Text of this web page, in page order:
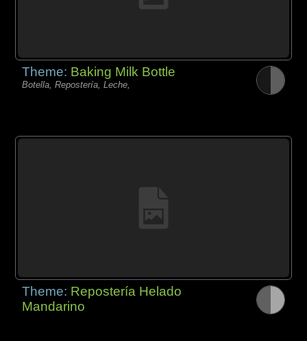
Theme: Baking Milk Bottle
Botella, Repostería, Leche,
Theme: Repostería Helado
Mandarino